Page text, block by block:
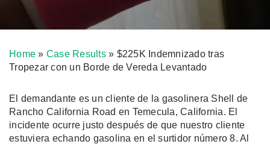
Home » Case Results» $225K Indemnizado tras
Tropezar con un Borde de Vereda Levantado
El demandante es un cliente de la gasolinera Shell de
Rancho California Road en Temecula, California. El
incidente ocurre justo después de que nuestro cliente
estuviera echando gasolina en el surtidor número 8. Al